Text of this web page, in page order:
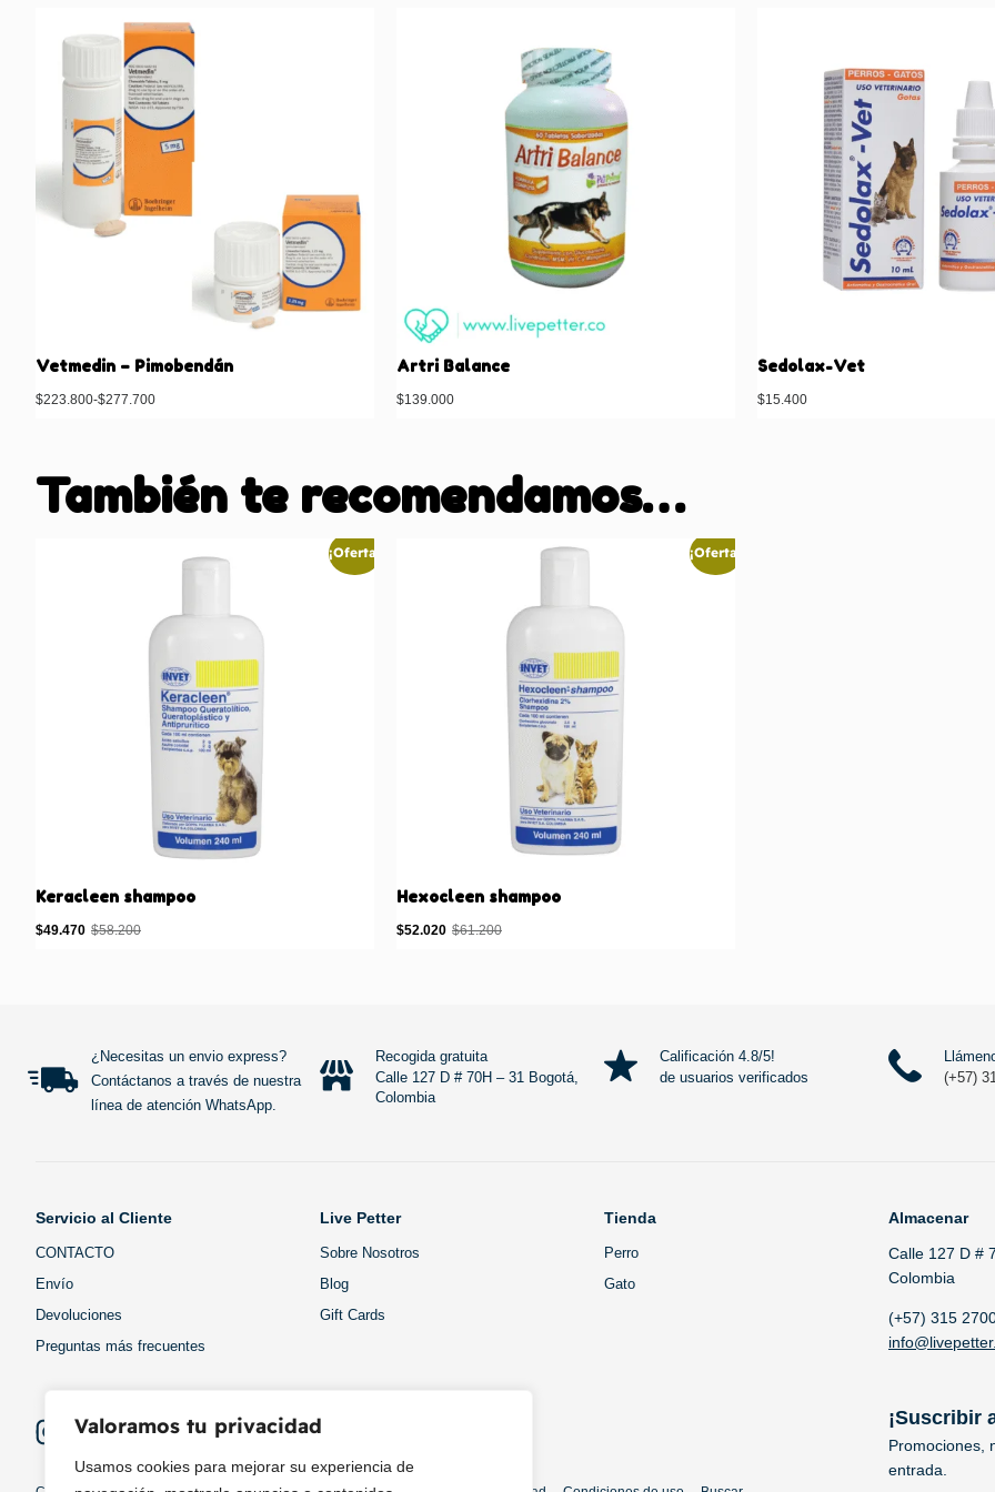
Valoramos tu privacidad
Usamos cookies para mejorar su experiencia de
Vetmedin – Pimobendán
$223.800-$277.700
Seleccionar opciones
Artri Balance
$139.000
Leer más
Sedolax-Vet
$15.400
También te recomendamos…
¡Oferta!
Keracleen shampoo
$58.200
$49.470
¡Oferta!
Hexocleen shampoo
$61.200
$52.020
¿Necesitas un envio express?
Contáctanos a través de nuestra
línea de atención WhatsApp.
Recogida gratuita
Calle 127 D # 70H – 31 Bogotá,
Colombia
Calificación 4.8/5!
de usuarios verificados
(+57)
Servicio al Cliente
CONTACTO
Envío
Devoluciones
Preguntas más frecuentes
Live Petter
Sobre Nosotros
Blog
Gift Cards
Tienda
Perro
Gato
Almacenar
Calle 127 D #
Colombia
(+57) 315
¡Suscribir
Promociones,
entrada.